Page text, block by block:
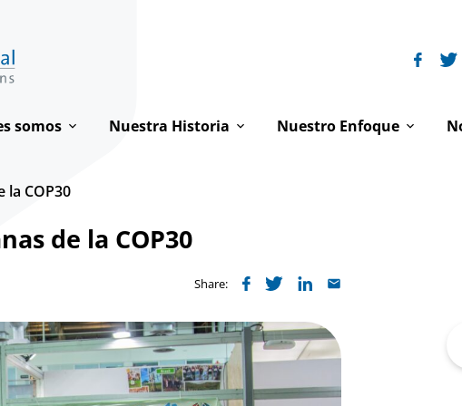
somos
Directiva Internacional
Nuestra Historia
Franciscanos en la ONU
Reflexiones espirituales
Nuestro Enfoque
Dónde trabajamos
la COP30
de la COP30
Share: